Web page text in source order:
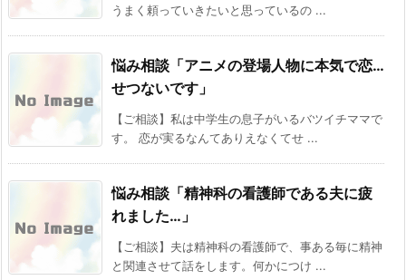
うまく頼っていきたいと思っているの ...
悩み相談「アニメの登場人物に本気で恋…
せつないです」
【ご相談】私は中学生の息子がいるバツイチママで
す。 恋が実るなんてありえなくてせ ...
悩み相談「精神科の看護師である夫に疲
れました…」
【ご相談】夫は精神科の看護師で、事ある毎に精神
と関連させて話をします。何かにつけ ...